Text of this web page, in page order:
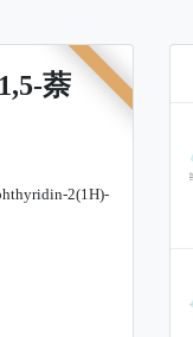
萘
2(1H)-